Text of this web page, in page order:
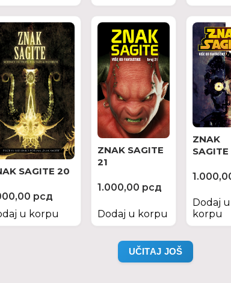
SAGITE 20
рсд
u korpu
ZNAK SAGITE
21
1.000,00 рсд
Dodaj u korpu
ZNAK
SAGITE
Dodaj u
korpu
UČITAJ JOŠ